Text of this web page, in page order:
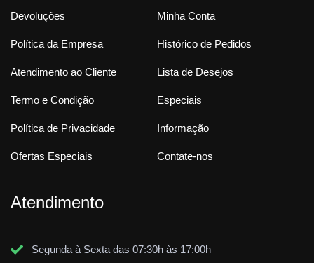
Devoluções
Política da Empresa
Atendimento ao Cliente
Termo e Condição
Política de Privacidade
Ofertas Especiais
Minha Conta
Histórico de Pedidos
Lista de Desejos
Especiais
Informação
Contate-nos
Atendimento
Segunda à Sexta das 07:30h às 17:00h